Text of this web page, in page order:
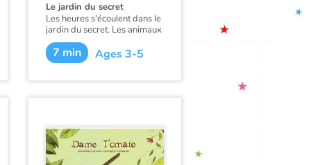
Le jardin du secret
Les heures s'écoulent dans le
jardin du secret. Les animaux
qui le peuplent vaquent
tranquillement à leurs
occupations. Un mystérieux
7 min Ages 3-5